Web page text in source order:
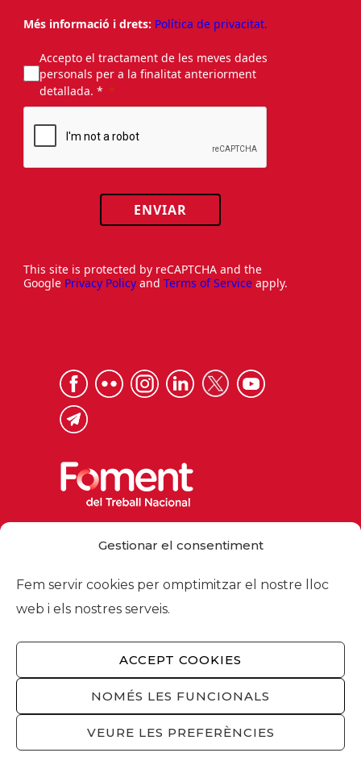
Gestionar el consentiment
Fem servir cookies per omptimitzar el nostre lloc
web i els nostres serveis.
ACCEPT COOKIES
NOMÉS LES FUNCIONALS
VEURE LES PREFERÈNCIES
Més informació i drets: Política de privacitat.
Accepto el tractament de les meves dades
personals per a la finalitat anteriorment
detallada. *
ENVIAR
This site is protected by reCAPTCHA and the
Google Privacy Policy and Terms of Service apply.
foment@foment.com
© 2026 - Foment del Treball Nacional
Nosaltres
privacitat/ Política cookies/Privacitat
xarxes socials